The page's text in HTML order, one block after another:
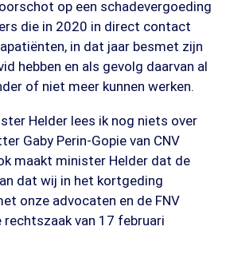
op een schadevergoeding
die in 2020 in direct contact
in dat jaar besmet zijn
hebben en als gevolg daarvan al
of niet meer kunnen werken.
Helder lees ik nog niets over
Gaby Perin-Gopie van CNV
maakt minister Helder dat de
dat wij in het kortgeding
onze advocaten en de FNV
rechtszaak van 17 februari